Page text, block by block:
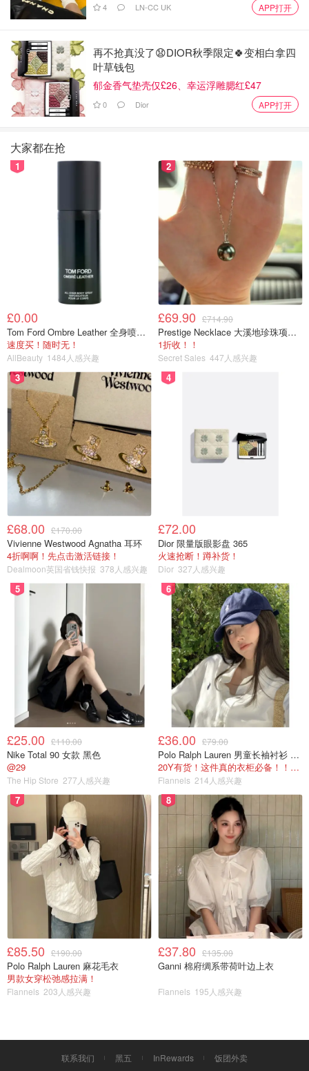
4 LN-CC UK APP打开
再不抢真没了😧DIOR秋季限定🍀变相白拿四
叶草钱包
郁金香气垫壳仅£26、幸运浮雕腮红£47
0 Dior APP打开
大家都在抢
1
£0.00
Tom Ford Ombre Leather 全身喷雾 150ml
速度买！随时无！
AllBeauty 1484人感兴趣
2
£69.90 £714.90
Prestige Necklace 大溪地珍珠项链 10-11mm
1折收！！
Secret Sales 447人感兴趣
3
£68.00 £170.00
Vivienne Westwood Agnatha 耳环
4折啊啊！先点击激活链接！
Dealmoon英国省钱快报 378人感兴趣
4
£72.00
Dior 限量版眼影盘 365
火速抢断！蹲补货！
Dior 327人感兴趣
5
£25.00 £110.00
Nike Total 90 女款 黑色
@29
The Hip Store 277人感兴趣
6
£36.00 £79.00
Polo Ralph Lauren 男童长袖衬衫 Oxford
20Y有货！这件真的衣柜必备！！@蜜子不爱吃
Flannels 214人感兴趣
7
£85.50 £190.00
Polo Ralph Lauren 麻花毛衣
男款女穿松弛感拉满！
Flannels 203人感兴趣
8
£37.80 £135.00
Ganni 棉府绸系带荷叶边上衣
Flannels 195人感兴趣
联系我们 黑五 InRewards
饭团外卖